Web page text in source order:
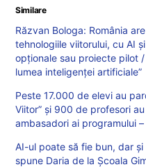
Similare
Răzvan Bologa: România
tehnologiile viitorului, cu AI
opționale sau proiecte pilot
lumea inteligenței artificiale”
Peste 17.000 de elevi au
Viitor” și 900 de profesori
ambasadori ai programului
AI-ul poate să fie bun, dar
spune Daria de la Școala